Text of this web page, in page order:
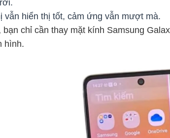
vẫn hiển thị tốt, cảm ứng vẫn mượt mà.
chỉ cần thay mặt kính Samsung
hình.